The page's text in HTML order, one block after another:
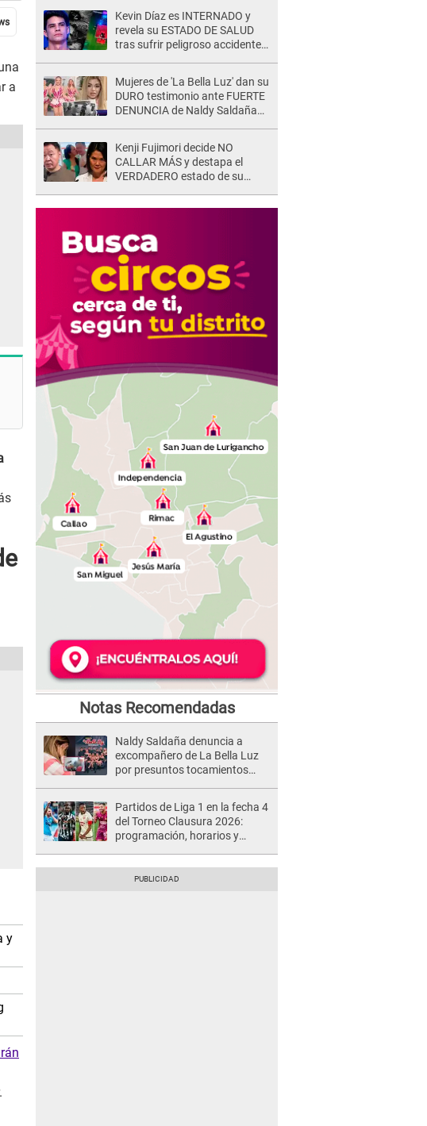
a
y
Kevin Díaz es INTERNADO y
revela su ESTADO DE SALUD
tras sufrir peligroso accidente
Mujeres de 'La Bella Luz' dan su
DURO testimonio ante FUERTE
DENUNCIA de Naldy Saldaña
Kenji Fujimori decide NO
CALLAR MÁS y destapa el
VERDADERO estado de su
Notas Recomendadas
Naldy Saldaña denuncia a
excompañero de La Bella Luz
por presuntos tocamientos
Partidos de Liga 1 en la fecha 4
del Torneo Clausura 2026:
programación, horarios y